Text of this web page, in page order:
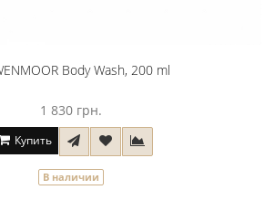
Body Wash, 200 ml
1 830 грн.
Купить
В наличии